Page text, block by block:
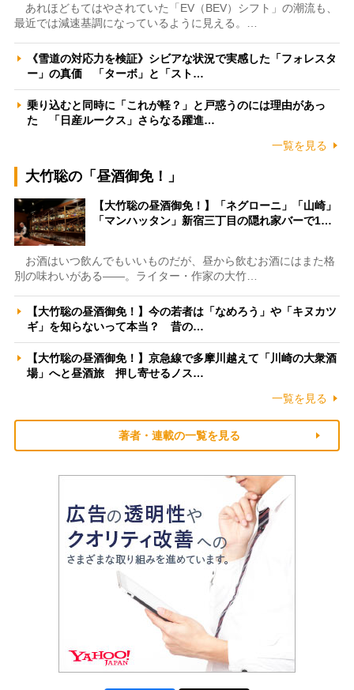
あれほどもてはやされていた「EV（BEV）シフト」の潮流も、
最近では減速基調になっているように見える。…
《雪道の対応力を検証》シビアな状況で実感した「フォレスタ
ー」の真価 「ターボ」と「スト…
乗り込むと同時に「これが軽？」と戸惑うのには理由があっ
た 「日産ルークス」さらなる躍進…
一覧を見る
大竹聡の「昼酒御免！」
【大竹聡の昼酒御免！】「ネグローニ」「山崎」
「マンハッタン」新宿三丁目の隠れ家バーで1…
お酒はいつ飲んでもいいものだが、昼から飲むお酒にはまた格
別の味わいがある――。ライター・作家の大竹…
【大竹聡の昼酒御免！】今の若者は「なめろう」や「キヌカツ
ギ」を知らないって本当？ 昔の…
【大竹聡の昼酒御免！】京急線で多摩川越えて「川崎の大衆酒
場」へと昼酒旅 押し寄せるノス…
一覧を見る
著者・連載の一覧を見る